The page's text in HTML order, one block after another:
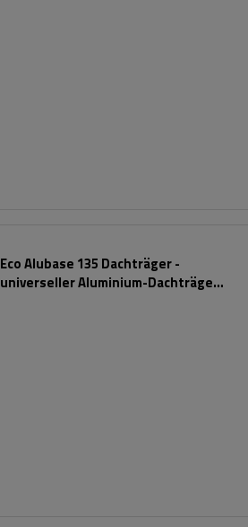
Eco Alubase 135 Dachträger -
universeller Aluminium-Dachträger